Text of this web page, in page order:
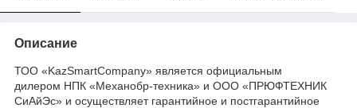
Описание
ТОО «KazSmartCompany» является официальным
дилером НПК «Механобр-техника» и ООО «ПРЮФТЕХНИК
СиАйЭс» и осуществляет гарантийное и постгарантийное